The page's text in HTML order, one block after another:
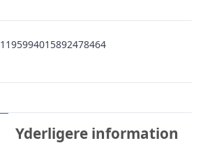
1195994015892478464
Yderligere information